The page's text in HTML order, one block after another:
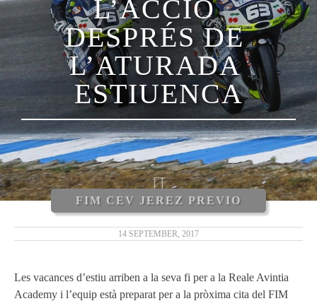
L’ACCIÓ​ ​
DESPRÉS​ ​DE​ ​
L’ATURADA​ ​
ESTIUENCA
FIM CEV JEREZ PREVIO
14 SEPTEMBER, 2017
Les vacances d’estiu arriben a la seva fi per a la Reale Avintia
Academy i l’equip està preparat per a la pròxima cita del FIM